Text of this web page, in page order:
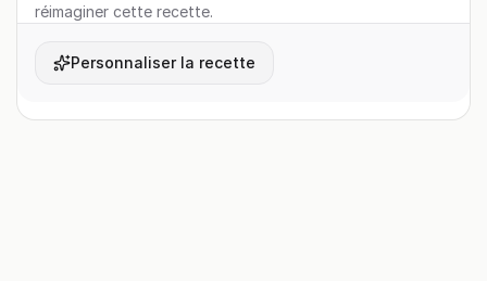
réimaginer cette recette.
Personnaliser la recette